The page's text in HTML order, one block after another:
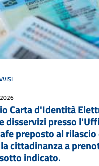
Carta d'Identità
disservizi presso
preposto al rilascio
cittadinanza a
indicato.